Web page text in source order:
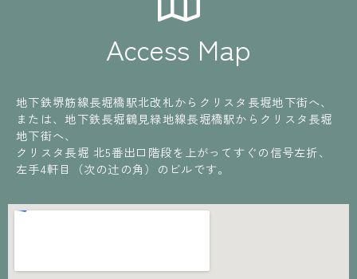
Access Map
地下鉄堺筋線長堀橋駅北改札からクリスタ長堀地下街へ、
または、地下鉄長堀鶴見緑地線長堀橋駅からクリスタ長堀
地下街へ、
クリスタ長堀 北5番出口階段を上がってすぐの信号左折、
左手4軒目（次の辻の角）のビルです。